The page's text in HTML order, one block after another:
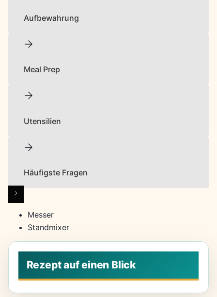
Aufbewahrung
Meal Prep
Utensilien
Häufigste Fragen
Messer
Standmixer